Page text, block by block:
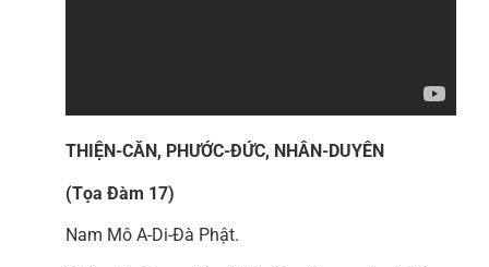
THIỆN-CĂN, PHƯỚC-ĐỨC, NHÂN-DUYÊN
(Tọa Đàm 17)
Nam Mô A-Di-Đà Phật.